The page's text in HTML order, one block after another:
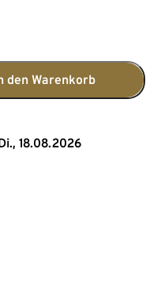
den Warenkorb
18.08.2026